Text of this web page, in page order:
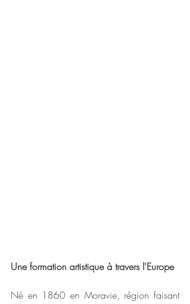
Une formation artistique à travers l'Europe
Né en 1860 en Moravie, région faisant